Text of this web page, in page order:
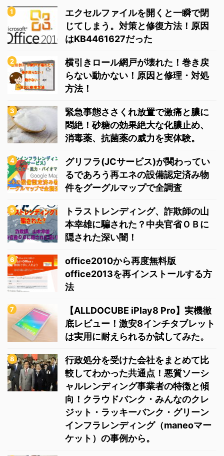
エクセルファイルを開くと一瞬で閉
じてしまう。対策と修復方法！原因
はKB4461627だった
横引きロール網戸が壊れた！巻き戻
らない動かない！原因と修理・対処
方法！
緊急事態ささくれ放置で激痛と膿に
悶絶！砂糖の効果絶大な化膿止め、
消毒薬、抗菌薬の威力を実体験。
グリフラ(JCサービス)が関わってい
るであろう再エネの設備認定済み物
件をグーグルマップで全調査
トラストレンディング、詐欺師の山
本幸雄に騙された？中央官省ＯＢに
隠された深い闇！
office2010から再度無料版
office2013を再インストールする方
法
【ALLDOCUBE iPlay8 Pro】実機徹
底レビュー！激安8インチタブレット
は実用に耐えられるか試してみた。
行政処分を受けた会社をまとめて比
較してわかった共通点！悪質ソーシ
ャルレンディング事業者の特徴と傾
向！クラウドバンク・みんなのクレ
ジット・ラッキーバンク・グリーン
インフラレンディング（maneoマー
ケット）の事例から。